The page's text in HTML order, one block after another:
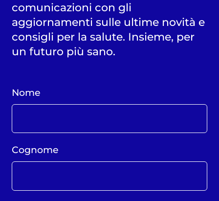
comunicazioni con gli
aggiornamenti sulle ultime novità e
consigli per la salute. Insieme, per
un futuro più sano.
Nome
Cognome